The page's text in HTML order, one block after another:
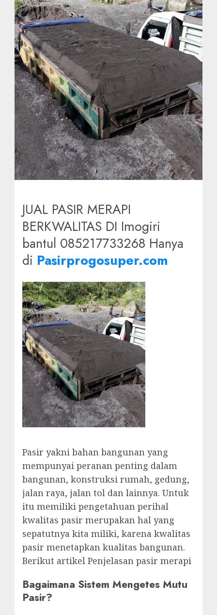
JUAL PASIR MERAPI
BERKWALITAS DI Imogiri
bantul 085217733268 Hanya
di Pasirprogosuper.com
Pasir yakni bahan bangunan yang
mempunyai peranan penting dalam
bangunan, konstruksi rumah, gedung,
jalan raya, jalan tol dan lainnya. Untuk
itu memiliki pengetahuan perihal
kwalitas pasir merupakan hal yang
sepatutnya kita miliki, karena kwalitas
pasir menetapkan kualitas bangunan.
Berikut artikel Penjelasan pasir merapi
Bagaimana Sistem Mengetes Mutu
Pasir?